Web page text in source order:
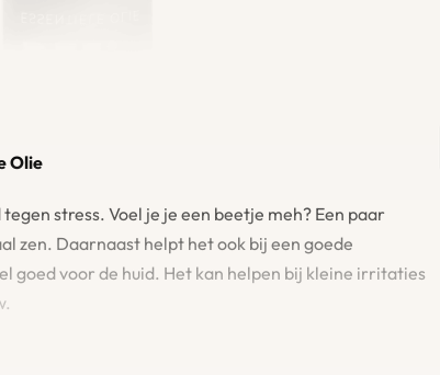
Olie
stress. Voel je je een beetje meh? Een paar
zen. Daarnaast helpt het ook bij een goede
goed voor de huid. Het kan helpen bij kleine irritaties